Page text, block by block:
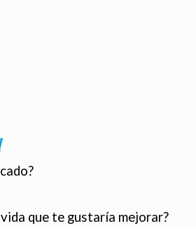
que te gustaría mejorar?